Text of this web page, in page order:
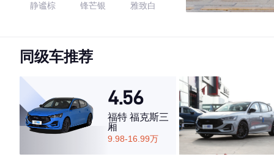
静谧棕 锋芒银 雅致白
开场白 天珍蓝 皎玉白
同级车推荐
4.56
福特 福克斯三
厢
9.98-16.99万